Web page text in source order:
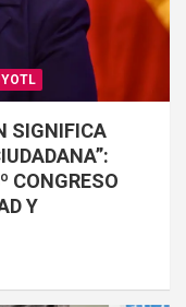
SIGNIFICA
CONGRESO
Y